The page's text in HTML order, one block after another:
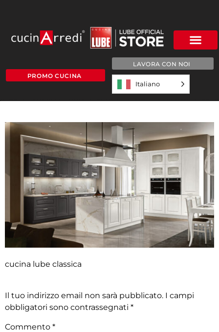
PROMO CUCINA
LAVORA CON NOI
Italiano
cucina lube classica
Il tuo indirizzo email non sarà pubblicato. I campi
obbligatori sono contrassegnati *
Commento *